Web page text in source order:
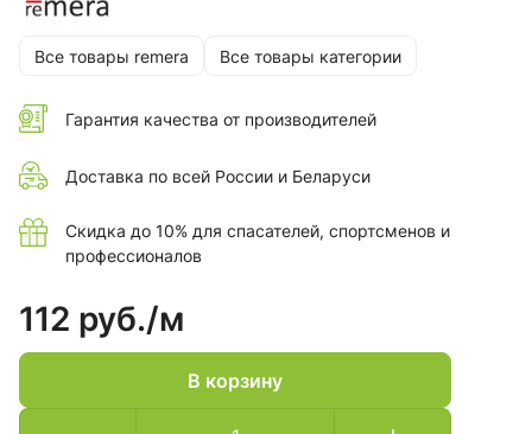
Все товары remera Все товары категории
Гарантия качества от производителей
Доставка по всей России и Беларуси
Скидка до 10% для спасателей, спортсменов и
профессионалов
112 руб./м
В корзину